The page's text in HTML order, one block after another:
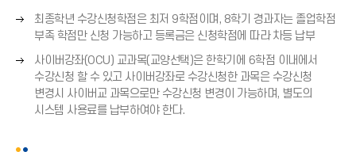
살
표
(
→
쪽
화
살
표
(
→
)
오
른
쪽
화
살
표
(
최종학년 수강신청학점은 최저 9학점이며, 8학기 경과자는 졸업학점
부족 학점만 신청 가능하고 등록금은 신청학점에 따라 차등 납부
오
른
쪽
화
사이버강좌(OCU) 교과목(교양선택)은 한학기에 6학점 이내에서
수강신청 할 수 있고 사이버강좌로 수강신청한 과목은 수강신청
변경시 사이버교 과목으로만 수강신청 변경이 가능하며, 별도의
시스템 사용료를 납부하여야 한다.